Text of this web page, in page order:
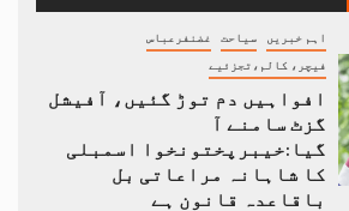
اہم خبریں سیاحت غضنفرعباس
فیچر، کالم،تجزئیے
افواہیں دم توڑ گئیں، آفیشل
گزٹ سامنے آ
گیا:خیبرپختونخوا اسمبلی
کا شاہانہ مراعاتی بل
باقاعدہ قانون ہے